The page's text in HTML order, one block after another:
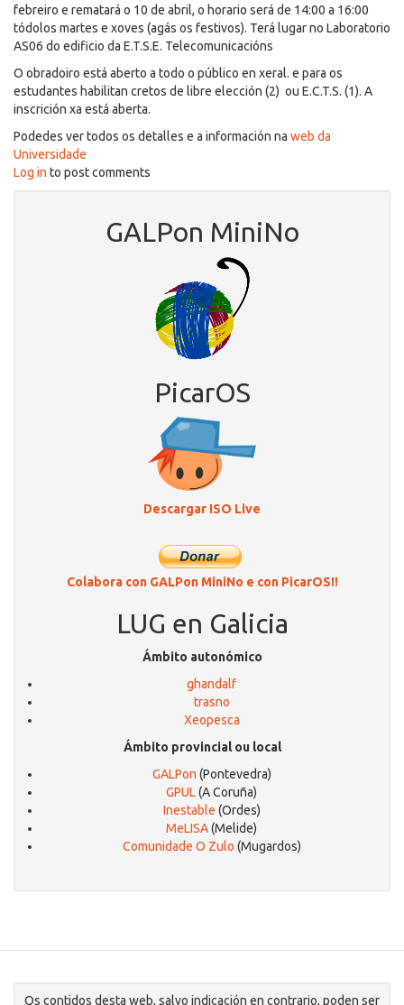
febreiro e rematará o 10 de abril, o horario será de 14:00 a 16:00
tódolos martes e xoves (agás os festivos). Terá lugar no Laboratorio
AS06 do edificio da E.T.S.E. Telecomunicacións
O obradoiro está aberto a todo o público en xeral. e para os
estudantes habilitan cretos de libre elección (2) ou E.C.T.S. (1). A
inscrición xa está aberta.
Podedes ver todos os detalles e a información na web da
Universidade
Log in to post comments
GALPon MiniNo
PicarOS
Descargar ISO Live
Colabora con GALPon MiniNo e con PicarOS!!
LUG en Galicia
Ámbito autonómico
ghandalf
trasno
Xeopesca
Ámbito provincial ou local
GALPon (Pontevedra)
GPUL(A Coruña)
Inestable (Ordes)
MeLISA(Melide)
Comunidade O Zulo (Mugardos)
Os contidos desta web, salvo indicación en contrario, poden ser